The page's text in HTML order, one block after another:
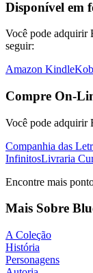
Disponível em
Você pode adquirir
seguir:
Amazon Kindle
Compre On-
Você pode adquirir
Companhia das
InfinitosLivraria
Encontre mais
Mais Sobre
A Coleção
História
Personagens